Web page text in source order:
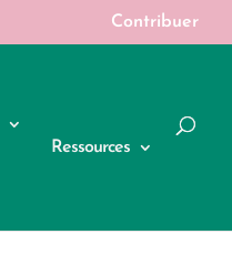
Contribuer
Ressources